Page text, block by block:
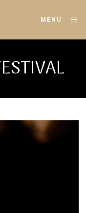
MENU